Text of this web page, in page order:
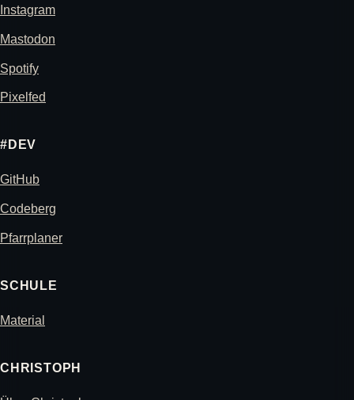
Instagram
Mastodon
Spotify
Pixelfed
#DEV
GitHub
Codeberg
Pfarrplaner
SCHULE
Material
CHRISTOPH